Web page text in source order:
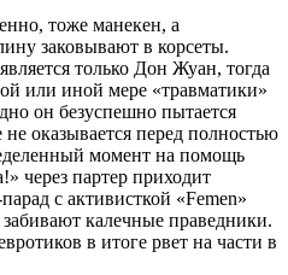
тоже манекен, а
заковывают в корсеты.
только Дон Жуан, тогда
или иной мере «травматики»
он безуспешно пытается
оказывается перед полностью
момент на помощь
через партер приходит
с активисткой «Femen»
калечные праведники.
в итоге рвет на части в